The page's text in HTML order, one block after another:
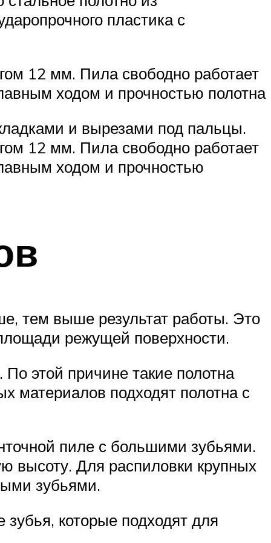
пластика с
12 мм. Пила свободно работает
ходом и прочностью полотна
и вырезами под пальцы.
12 мм. Пила свободно работает
ходом и прочностью
тем выше результат работы. Это
режущей поверхности.
этой причине такие полотна
материалов подходят полотна с
пиле с большими зубьями.
высоту. Для распиловки крупных
зубьями.
которые подходят для